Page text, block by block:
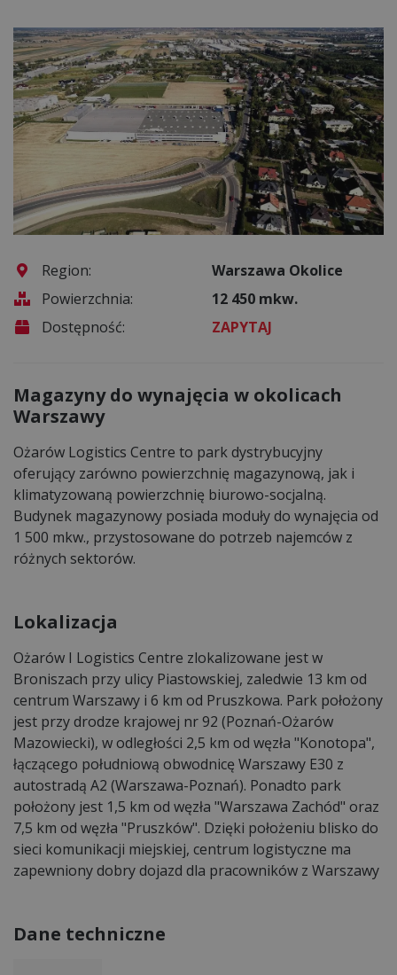
Region:
Warszawa Okolice
Powierzchnia:
12 450 mkw.
Dostępność:
ZAPYTAJ
Magazyny do wynajęcia w okolicach
Warszawy
Ożarów Logistics Centre to park dystrybucyjny
oferujący zarówno powierzchnię magazynową, jak i
klimatyzowaną powierzchnię biurowo-socjalną.
Budynek magazynowy posiada moduły do wynajęcia od
1 500 mkw., przystosowane do potrzeb najemców z
różnych sektorów.
Lokalizacja
Ożarów I Logistics Centre zlokalizowane jest w
Broniszach przy ulicy Piastowskiej, zaledwie 13 km od
centrum Warszawy i 6 km od Pruszkowa. Park położony
jest przy drodze krajowej nr 92 (Poznań-Ożarów
Mazowiecki), w odległości 2,5 km od węzła "Konotopa",
łączącego południową obwodnicę Warszawy E30 z
autostradą A2 (Warszawa-Poznań). Ponadto park
położony jest 1,5 km od węzła "Warszawa Zachód" oraz
7,5 km od węzła "Pruszków". Dzięki położeniu blisko do
sieci komunikacji miejskiej, centrum logistyczne ma
zapewniony dobry dojazd dla pracowników z Warszawy
Dane techniczne